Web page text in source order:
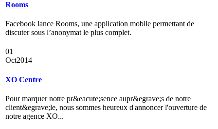
Rooms
Facebook lance Rooms, une application mobile permettant de
discuter sous l’anonymat le plus complet.
01
Oct2014
XO Centre
Pour marquer notre pr&eacute;sence aupr&egrave;s de notre
client&egrave;le, nous sommes heureux d'annoncer l'ouverture de
notre agence XO...